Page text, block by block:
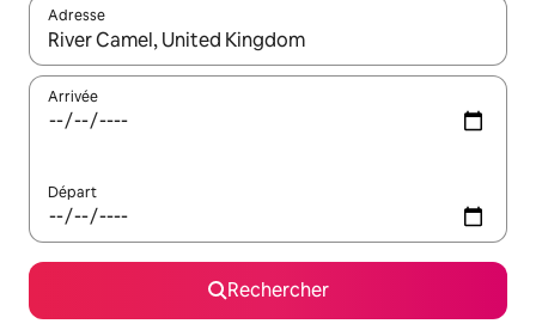
Adresse
Lorsque les résultats s'affichent, utilisez les flèches vers le
Arrivée
Départ
Rechercher